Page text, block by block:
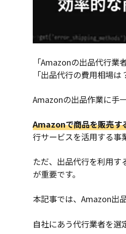
「Amazonの出品代行業
「出品代行の費用相場は
Amazonの出品作業に手
Amazonで商品を販売す
行サービスを活用する事
ただ、出品代行を利用す
が重要です。
本記事では、Amazon出
自社にあう代行業者を選